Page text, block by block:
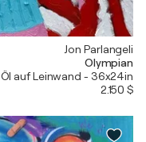
Jon Parlangeli
Olympian
Öl auf Leinwand - 36x24in
2.150 $